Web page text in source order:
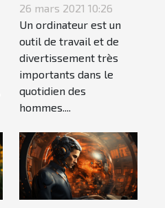
pouces en solde
en 2021 ?
26 mars 2021 10:26
Un ordinateur est un
outil de travail et de
divertissement très
importants dans le
quotidien des
hommes....